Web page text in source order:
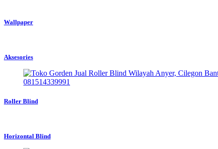
Wallpaper
Aksesories
Roller Blind
Horizontal Blind